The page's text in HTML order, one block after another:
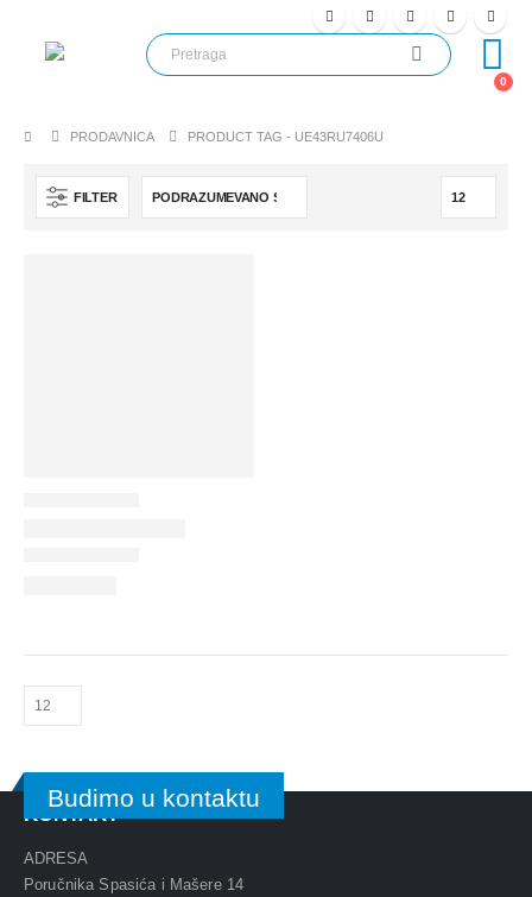
0
PRODAVNICA PRODUCT TAG - UE43RU7406U
FILTER
Budimo u kontaktu
KONTAKT
ADRESA
Poručnika Spasića i Mašere 14